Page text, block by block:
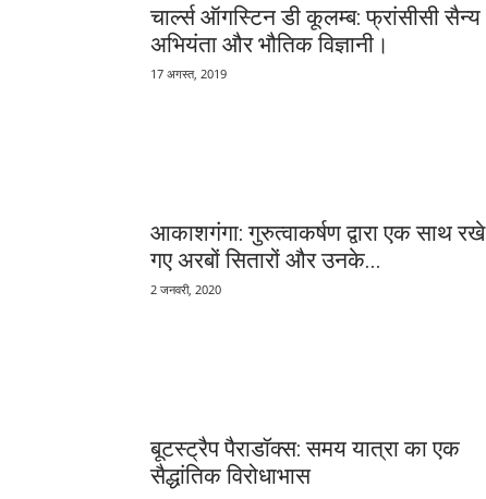
चार्ल्स ऑगस्टिन डी कूलम्ब: फ्रांसीसी सैन्य
अभियंता और भौतिक विज्ञानी।
17 अगस्त, 2019
आकाशगंगा: गुरुत्वाकर्षण द्वारा एक साथ रखे
गए अरबों सितारों और उनके...
2 जनवरी, 2020
बूटस्ट्रैप पैराडॉक्स: समय यात्रा का एक
सैद्धांतिक विरोधाभास